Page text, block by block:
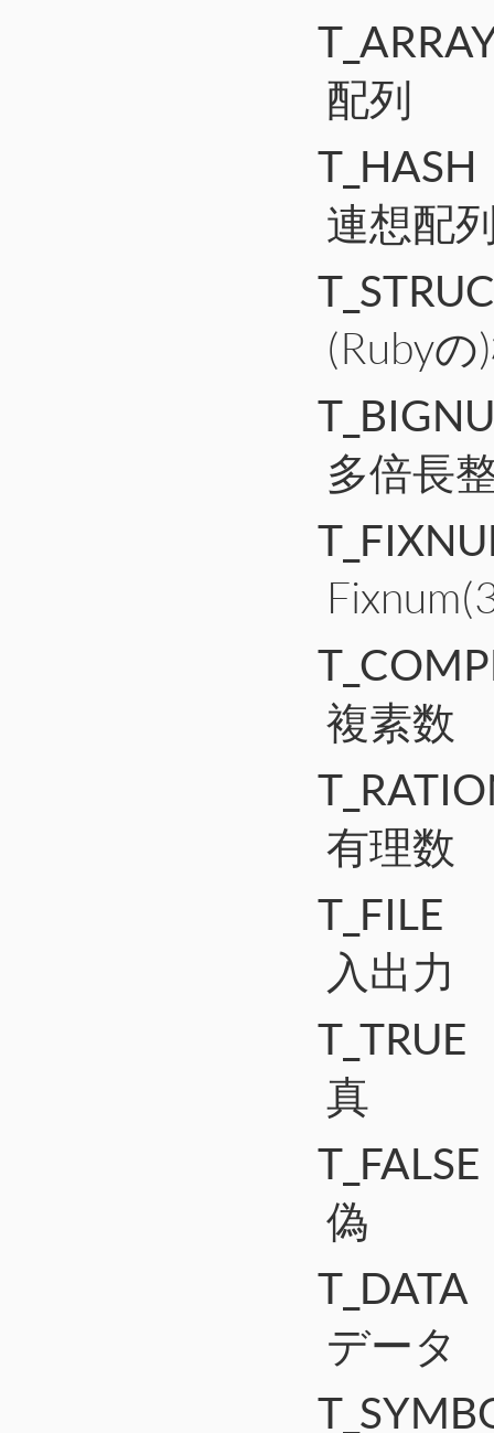
配列
T_HASH
連想配
(Ruby
多倍長
複素数
有理数
T_FILE
入出力
T_TRUE
真
T_FALSE
偽
T_DATA
データ